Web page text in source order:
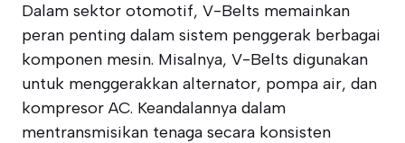
Dalam sektor otomotif, V-Belts memainkan
peran penting dalam sistem penggerak berbagai
komponen mesin. Misalnya, V-Belts digunakan
untuk menggerakkan alternator, pompa air, dan
kompresor AC. Keandalannya dalam
mentransmisikan tenaga secara konsisten